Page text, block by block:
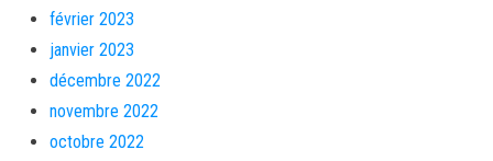
février 2023
janvier 2023
décembre 2022
novembre 2022
octobre 2022